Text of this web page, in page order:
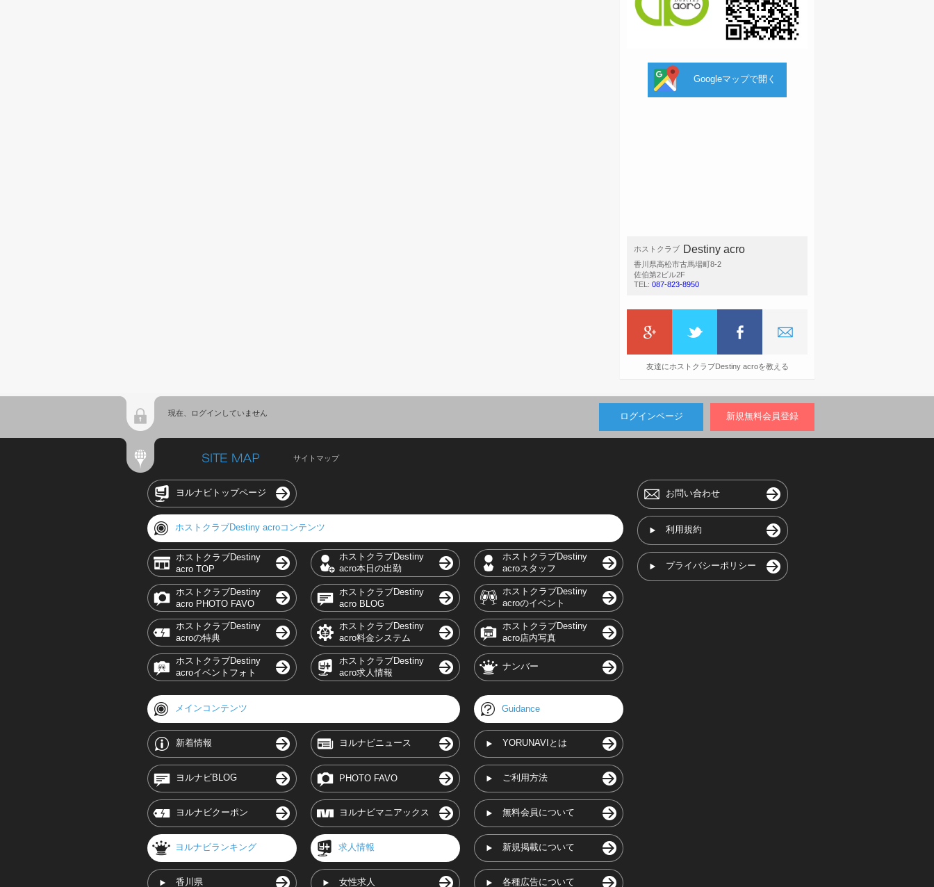
Googleマップで開く
ホストクラブ Destiny acro
香川県高松市古馬場町8-2
佐伯第2ビル2F
TEL: 087-823-8950
友達にホストクラブDestiny acroを教える
現在、ログインしていません ログインページ 新規無料会員登録
サイトマップ
ヨルナビトップページ
ホストクラブDestiny acroコンテンツ
ホストクラブDestiny
acro TOP
ホストクラブDestiny
acro本日の出勤
ホストクラブDestiny
acroスタッフ
ホストクラブDestiny
acro PHOTO FAVO
ホストクラブDestiny
acro BLOG
ホストクラブDestiny
acroのイベント
ホストクラブDestiny
acroの特典
ホストクラブDestiny
acro料金システム
ホストクラブDestiny
acro店内写真
ホストクラブDestiny
acroイベントフォト
ホストクラブDestiny
acro求人情報
ナンバー
メインコンテンツ
新着情報 ヨルナビニュース
ヨルナビBLOG PHOTO FAVO
ヨルナビクーポン ヨルナビマニアックス
ヨルナビランキング
香川県
求人情報
女性求人
Guidance
YORUNAVIとは
ご利用方法
無料会員について
新規掲載について
各種広告について
お問い合わせ
利用規約
プライバシーポリシー